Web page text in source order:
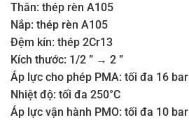
Thân: thép rèn A105
Nắp: thép rèn A105
Đệm kín: thép 2Cr13
Kích thước: 1/2 ” → 2 ”
Áp lực cho phép PMA: tối đa 16 bar
Nhiệt độ: tối đa 250°C
Áp lực vận hành PMO: tối đa 10 bar